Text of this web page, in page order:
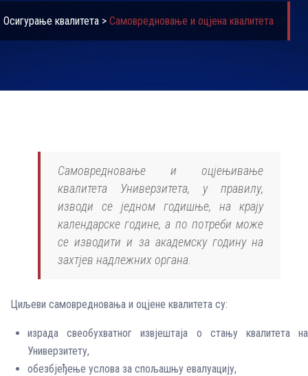
Осигурање квалитета > Самовредновање и оцјена квалитета
Самовредновање и оцјењивање
квалитета Универзитета, у правилу,
изводи се једном годишње, на крају
календарске године, а по потреби може
се изводити и за академску годину на
захтјев надлежних органа.
Циљеви самовредновања и оцјене квалитета су:
израда свеобухватног извјештаја о стању квалитета на
Универзитету,
обезбјеђење услова за спољашњу евалуацију,